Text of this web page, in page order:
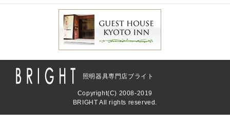
照明器具専門店ブライト
Copyright(C) 2008-2019
BRIGHT All rights reserved.